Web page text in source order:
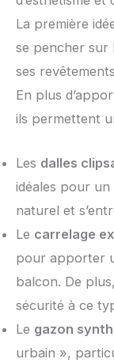
La première
se pencher sur
ses
En plus
ils permettent
Les dalles
idéales pour
naturel et
Le carrelage
pour apporter
balcon. De
sécurité à ce
Le gazon
urbain »,